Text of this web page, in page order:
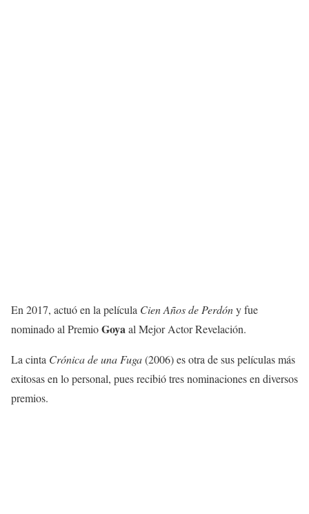
En 2017, actuó en la película Cien Años de Perdóny fue
nominado al PremioGoyaal Mejor Actor Revelación.
La cinta Crónica de una Fuga(2006) es otra de sus películas más
exitosas en lo personal, pues recibió tres nominaciones en diversos
premios.